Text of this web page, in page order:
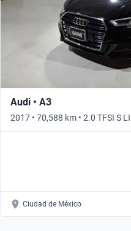
Audi • A3
2017 • 70,588 km • 2.0 TFSI S
Ciudad de México